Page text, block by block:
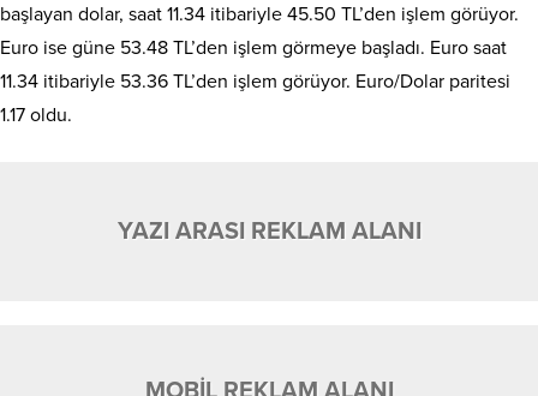
başlayan dolar, saat 11.34 itibariyle 45.50 TL’den işlem görüyor.
Euro ise güne 53.48 TL’den işlem görmeye başladı. Euro saat
11.34 itibariyle 53.36 TL’den işlem görüyor. Euro/Dolar paritesi
1.17 oldu.
YAZI ARASI REKLAM ALANI